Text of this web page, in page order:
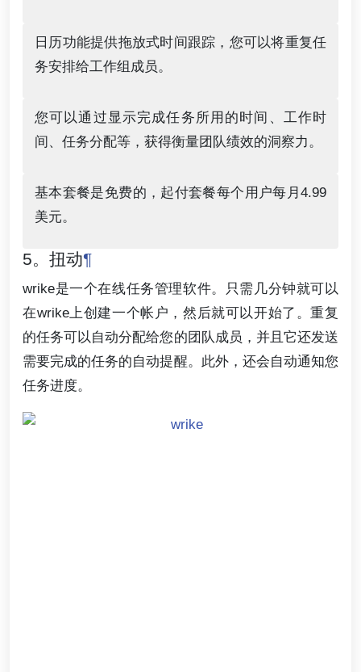
日历功能提供拖放式时间跟踪，您可以将重复任
务安排给工作组成员。
您可以通过显示完成任务所用的时间、工作时
间、任务分配等，获得衡量团队绩效的洞察力。
基本套餐是免费的，起付套餐每个用户每月4.99
美元。
5。扭动¶
wrike是一个在线任务管理软件。只需几分钟就可以
在wrike上创建一个帐户，然后就可以开始了。重复
的任务可以自动分配给您的团队成员，并且它还发送
需要完成的任务的自动提醒。此外，还会自动通知您
任务进度。